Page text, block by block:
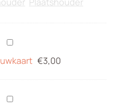
Luxe
rouwkaart
€3,00
Bedrukt